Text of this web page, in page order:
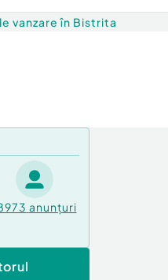
vanzare în Bistrita
anunțuri